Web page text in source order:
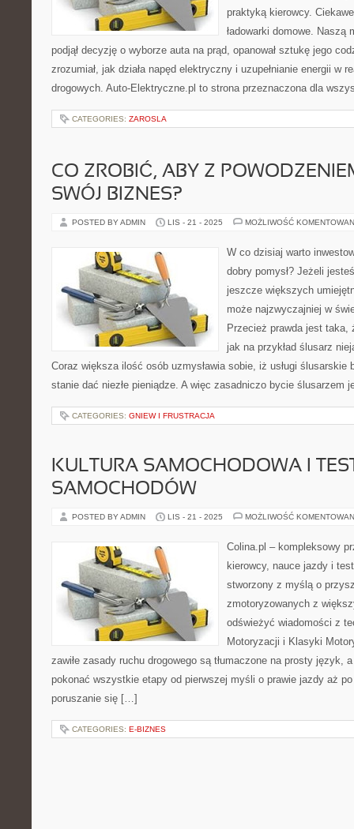
praktyką kierowcy.
ładowarki domowe.
podjął decyzję o wyborze auta na prąd, opanował sztukę jego
zrozumiał, jak działa napęd elektryczny i uzupełnianie energii w
drogowych. Auto-Elektryczne.pl to strona przeznaczona dla
CATEGORIES: ZAROSLA
CO ZROBIĆ, ABY Z
SWÓJ BIZNES?
POSTED BY ADMIN LIS - 21 - 2025 MOŻLIWOŚĆ
W co dzisiaj warto
dobry pomysł? Jeżeli
jeszcze większych
może najzwyczajniej w
Przecież prawda jest taka,
jak na przykład ślusarz
Coraz większa ilość osób uzmysławia sobie, iż usługi ślusarskie
stanie dać niezłe pieniądze. A więc zasadniczo bycie ślusarzem
CATEGORIES: GNIEW I FRUSTRACJA
KULTURA SAMOCHODOWA I
SAMOCHODÓW
POSTED BY ADMIN LIS - 21 - 2025 MOŻLIWOŚĆ
Colina.pl – kompleksowy
kierowcy, nauce jazdy i
stworzony z myślą o
zmotoryzowanych z
odświeżyć wiadomości z
Motoryzacji i Klasyki
zawiłe zasady ruchu drogowego są tłumaczone na prosty język,
pokonać wszystkie etapy od pierwszej myśli o prawie jazdy aż
poruszanie się […]
CATEGORIES: E-BIZNES